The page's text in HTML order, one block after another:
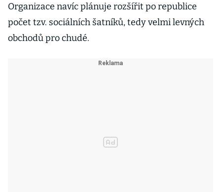
Organizace navíc plánuje rozšířit po republice
počet tzv. sociálních šatníků, tedy velmi levných
obchodů pro chudé.